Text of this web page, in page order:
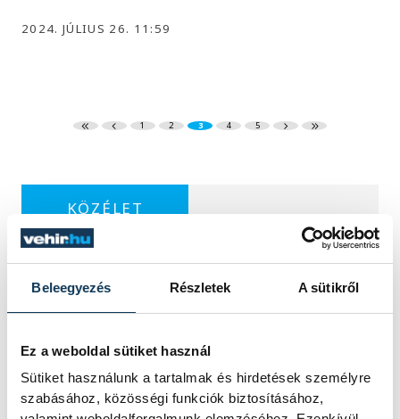
Beleegyezés Részletek A sütikről
Ez a weboldal sütiket használ
Sütiket használunk a tartalmak és hirdetések személyre
szabásához, közösségi funkciók biztosításához,
2024. JÚLIUS 26. 11:59
1 2 3 4 5
KÖZÉLET
Sorra kerülnek elő
világháborús leletek az
alacsony Dunából
A folyó rekordalacsony vízállása miatt